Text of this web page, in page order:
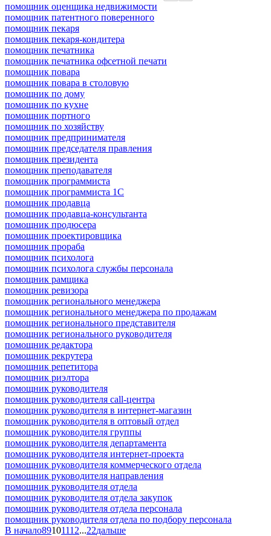
помощник оценщика недвижимости
помощник патентного поверенного
помощник пекаря
помощник пекаря-кондитера
помощник печатника
помощник печатника офсетной печати
помощник повара
помощник повара в столовую
помощник по дому
помощник по кухне
помощник портного
помощник по хозяйству
помощник предпринимателя
помощник председателя правления
помощник президента
помощник преподавателя
помощник программиста
помощник программиста 1С
помощник продавца
помощник продавца-консультанта
помощник продюсера
помощник проектировщика
помощник прораба
помощник психолога
помощник психолога службы персонала
помощник рамщика
помощник ревизора
помощник регионального менеджера
помощник регионального менеджера по продажам
помощник регионального представителя
помощник регионального руководителя
помощник редактора
помощник рекрутера
помощник репетитора
помощник риэлтора
помощник руководителя
помощник руководителя call-центра
помощник руководителя в интернет-магазин
помощник руководителя в оптовый отдел
помощник руководителя группы
помощник руководителя департамента
помощник руководителя интернет-проекта
помощник руководителя коммерческого отдела
помощник руководителя направления
помощник руководителя отдела
помощник руководителя отдела закупок
помощник руководителя отдела персонала
помощник руководителя отдела по подбору персонала
В начало89101112...22дальше